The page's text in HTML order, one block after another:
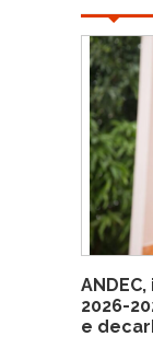
2026-
e